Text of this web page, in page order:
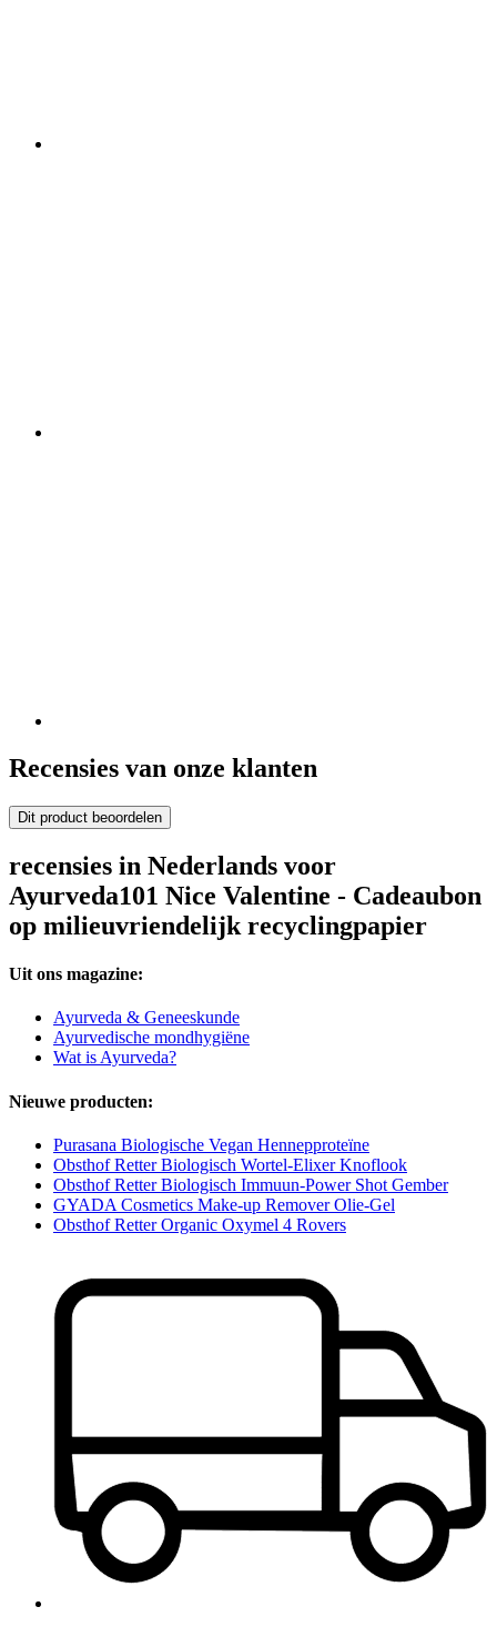
Recensies van onze klanten
Dit product beoordelen
recensies in Nederlands voor
Ayurveda101 Nice Valentine - Cadeaubon
op milieuvriendelijk recyclingpapier
Uit ons magazine:
Ayurveda & Geneeskunde
Ayurvedische mondhygiëne
Wat is Ayurveda?
Nieuwe producten:
Purasana Biologische Vegan Hennepproteïne
Obsthof Retter Biologisch Wortel-Elixer Knoflook
Obsthof Retter Biologisch Immuun-Power Shot Gember
GYADA Cosmetics Make-up Remover Olie-Gel
Obsthof Retter Organic Oxymel 4 Rovers